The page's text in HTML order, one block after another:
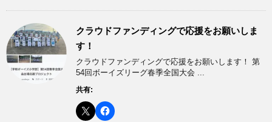
クラウドファンディングで応援をお願いしま
す！
クラウドファンディングで応援をお願いします！ 第
54回ボーイズリーグ春季全国大会 ...
共有: